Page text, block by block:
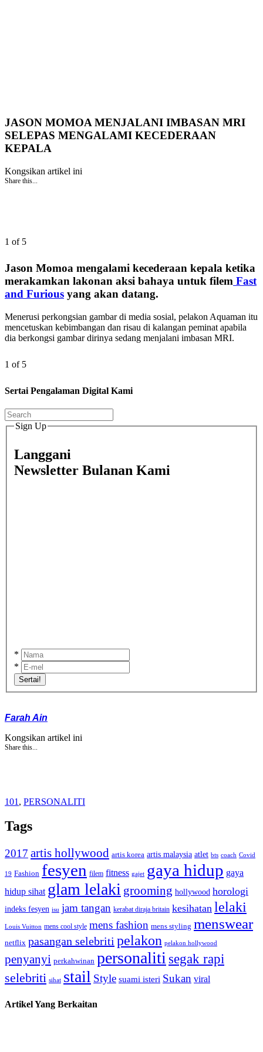
JASON MOMOA MENJALANI IMBASAN MRI
SELEPAS MENGALAMI KECEDERAAN
KEPALA
Kongsikan artikel ini
Share this...
1 of 5
Jason Momoa mengalami kecederaan kepala ketika
merakamkan lakonan aksi bahaya untuk filem Fast
and Furious yang akan datang.
Menerusi perkongsian gambar di media sosial, pelakon Aquaman itu
mencetuskan kebimbangan dan risau di kalangan peminat apabila
dia berkongsi gambar dirinya sedang menjalani imbasan MRI.
1 of 5
Sertai Pengalaman Digital Kami
Sign Up
Langgani
Newsletter Bulanan Kami
*
*
Sertai!
Farah Ain
Kongsikan artikel ini
Share this...
101 , PERSONALITI
Tags
2017 artis hollywood artis korea artis malaysia atlet bts coach Covid
19 Fashion fesyen filem fitness gajet gaya hidup gaya
hidup sihat glam lelaki grooming hollywood horologi
indeks fesyen isu jam tangan kerabat diraja britain kesihatan lelaki
Louis Vuitton mens cool style mens fashion mens styling menswear
netflix pasangan selebriti pelakon pelakon hollywood
penyanyi perkahwinan personalitisegak rapi
selebriti sihat stail Style suami isteri Sukan viral
Artikel Yang Berkaitan